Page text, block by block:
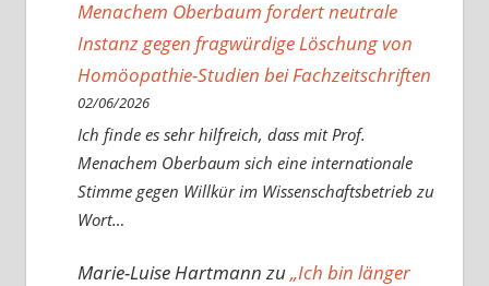
Menachem Oberbaum fordert neutrale
Instanz gegen fragwürdige Löschung von
Homöopathie-Studien bei Fachzeitschriften
02/06/2026
Ich finde es sehr hilfreich, dass mit Prof.
Menachem Oberbaum sich eine internationale
Stimme gegen Willkür im Wissenschaftsbetrieb zu
Wort…
Marie-Luise Hartmannzu„Ich bin länger